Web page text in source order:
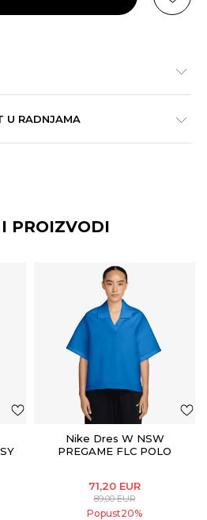
U RADNJAMA
PROIZVODI
Nike Dres W NSW
PREGAME FLC POLO
71,20 EUR
89,00EUR
Popust20%